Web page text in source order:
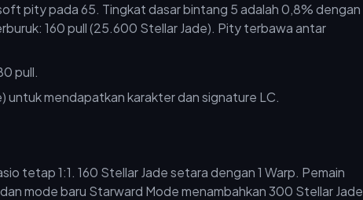
pity pada 65. Tingkat dasar bintang 5 adalah 0,8% dengan
160 pull (25.600 Stellar Jade). Pity terbawa antar
pull.
untuk mendapatkan karakter dan signature LC.
tetap 1:1. 160 Stellar Jade setara dengan 1 Warp. Pemain
mode baru Starward Mode menambahkan 300 Stellar Jade